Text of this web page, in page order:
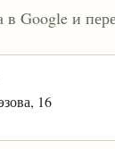
Google и
16